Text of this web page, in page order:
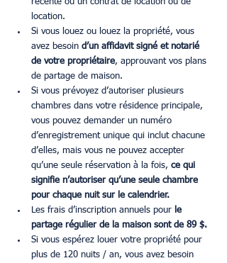
location.
Si vous louez ou louez la propriété, vous
avez besoin d’un affidavit signé et notarié
de votre propriétaire, approuvant vos plans
de partage de maison.
Si vous prévoyez d’autoriser plusieurs
chambres dans votre résidence principale,
vous pouvez demander un numéro
d’enregistrement unique qui inclut chacune
d’elles, mais vous ne pouvez accepter
qu’une seule réservation à la fois, ce qui
signifie n’autoriser qu’une seule chambre
pour chaque nuit sur le calendrier.
Les frais d’inscription annuels pour le
partage régulier de la maison sont de 89 $.
Si vous espérez louer votre propriété pour
plus de 120 nuits / an, vous avez besoin